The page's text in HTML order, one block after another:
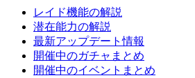
レイド機能の解説
潜在能力の解説
最新アップデート情報
開催中のガチャまとめ
開催中のイベントまとめ